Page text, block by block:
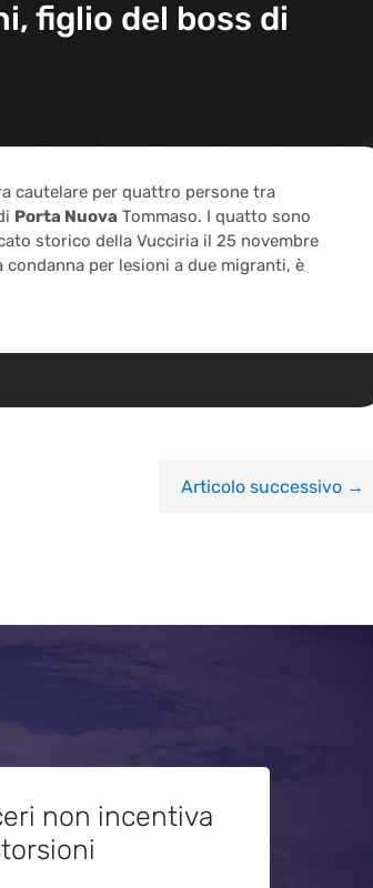
figlio del boss di
cautelare per quattro persone tra
Porta Nuova Tommaso. I quatto sono
storico della Vucciria il 25 novembre
condanna per lesioni a due migranti, è
Articolo successivo→
non incentiva